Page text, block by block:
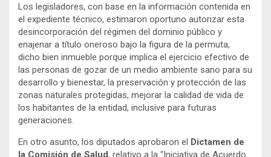
Los legisladores, con base en la información contenida en
el expediente técnico, estimaron oportuno autorizar esta
desincorporación del régimen del dominio público y
enajenar a título oneroso bajo la figura de la permuta,
dicho bien inmueble porque implica el ejercicio efectivo de
las personas de gozar de un medio ambiente sano para su
desarrollo y bienestar, la preservación y protección de las
zonas naturales protegidas, mejorar la calidad de vida de
los habitantes de la entidad, inclusive para futuras
generaciones.
En otro asunto, los diputados aprobaron el Dictamen de
la Comisión de Salud, relativo a la “Iniciativa de Acuerdo